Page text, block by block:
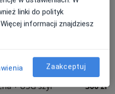
Hubert Mado
(Endokrynolog)
Mapa
+ USG szyi
300 zł
linki do polityk
informacji znajdziesz
Zaakceptuj